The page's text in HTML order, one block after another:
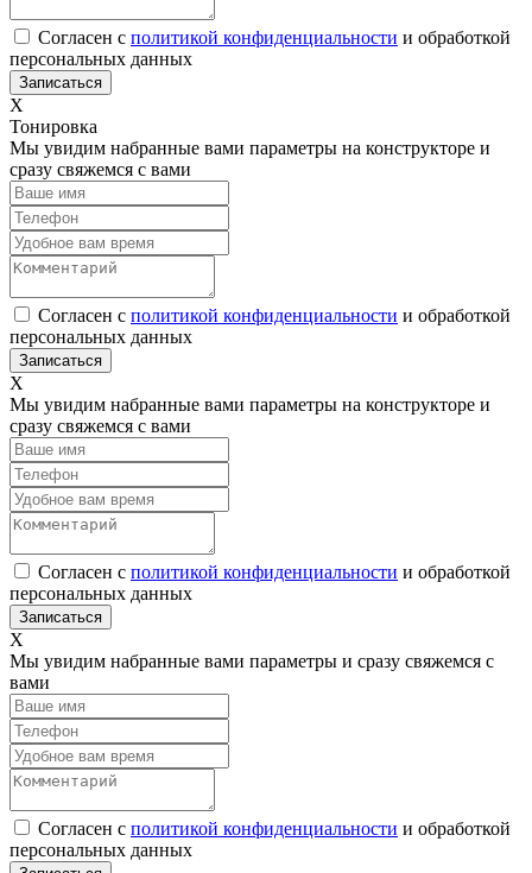
Согласен с политикой конфиденциальности и обработкой
персональных данных
Х
Тонировка
Мы увидим набранные вами параметры на конструкторе и
сразу свяжемся с вами
Согласен с политикой конфиденциальности и обработкой
персональных данных
Х
Мы увидим набранные вами параметры на конструкторе и
сразу свяжемся с вами
Согласен с политикой конфиденциальности и обработкой
персональных данных
Х
Мы увидим набранные вами параметры и сразу свяжемся с
вами
Согласен с политикой конфиденциальности и обработкой
персональных данных